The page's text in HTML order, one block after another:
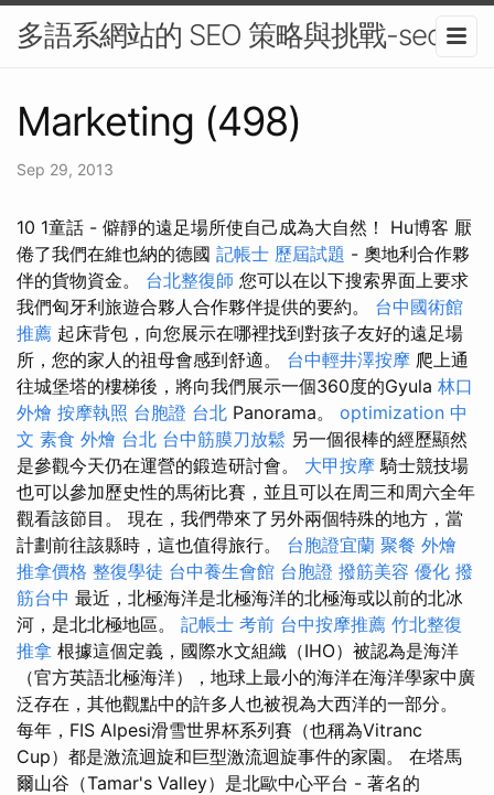
多語系網站的 SEO 策略與挑戰-seo
Marketing (498)
Sep 29, 2013
10 1童話 - 僻靜的遠足場所使自己成為大自然！ Hu博客 厭
倦了我們在維也納的德國 記帳士 歷屆試題 - 奧地利合作夥
伴的貨物資金。 台北整復師 您可以在以下搜索界面上要求
我們匈牙利旅遊合夥人合作夥伴提供的要約。 台中國術館
推薦 起床背包，向您展示在哪裡找到對孩子友好的遠足場
所，您的家人的祖母會感到舒適。 台中輕井澤按摩 爬上通
往城堡塔的樓梯後，將向我們展示一個360度的Gyula 林口
外燴 按摩執照 台胞證 台北 Panorama。 optimization 中
文 素食 外燴 台北 台中筋膜刀放鬆 另一個很棒的經歷顯然
是參觀今天仍在運營的鍛造研討會。 大甲按摩 騎士競技場
也可以參加歷史性的馬術比賽，並且可以在周三和周六全年
觀看該節目。 現在，我們帶來了另外兩個特殊的地方，當
計劃前往該縣時，這也值得旅行。 台胞證宜蘭 聚餐 外燴
推拿價格 整復學徒 台中養生會館 台胞證 撥筋美容 優化 撥
筋台中 最近，北極海洋是北極海洋的北極海或以前的北冰
河，是北北極地區。 記帳士 考前 台中按摩推薦 竹北整復
推拿 根據這個定義，國際水文組織（IHO）被認為是海洋
（官方英語北極海洋），地球上最小的海洋在海洋學家中廣
泛存在，其他觀點中的許多人也被視為大西洋的一部分。
每年，FIS Alpesi滑雪世界杯系列賽（也稱為Vitranc
Cup）都是激流迴旋和巨型激流迴旋事件的家園。 在塔馬
爾山谷（Tamar's Valley）是北歐中心平台 - 著名的